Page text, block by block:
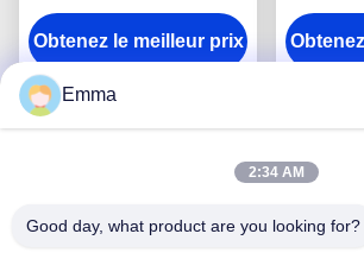
métal de rectangle
gravant le cadeau de
Obtenez le meilleur prix
du
Emma
2:34 AM
Good day, what product are you looking for?